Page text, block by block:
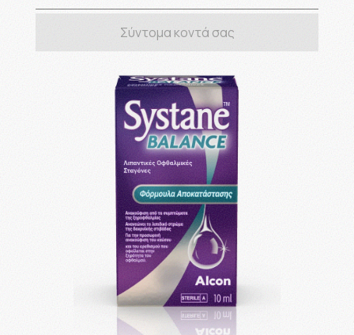
Σύντομα κοντά σας